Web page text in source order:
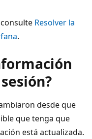
Resolver la
.
desde que
que tenga que
está actualizada.